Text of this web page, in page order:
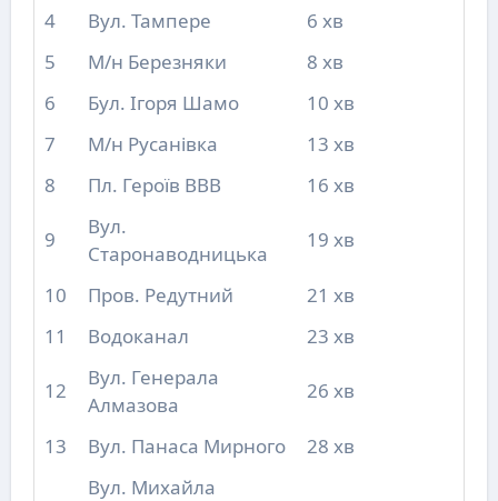
4
Вул. Тампере
6 хв
5
М/н Березняки
8 хв
6
Бул. Ігоря Шамо
10 хв
7
М/н Русанівка
13 хв
8
Пл. Героїв ВВВ 16 хв
9
Вул.
Старонаводницька
19 хв
10 Пров. Редутний
21 хв
11
Водоканал 23 хв
12
Вул. Генерала
Алмазова
26 хв
13 Вул. Панаса Мирного 28 хв
Вул. Михайла